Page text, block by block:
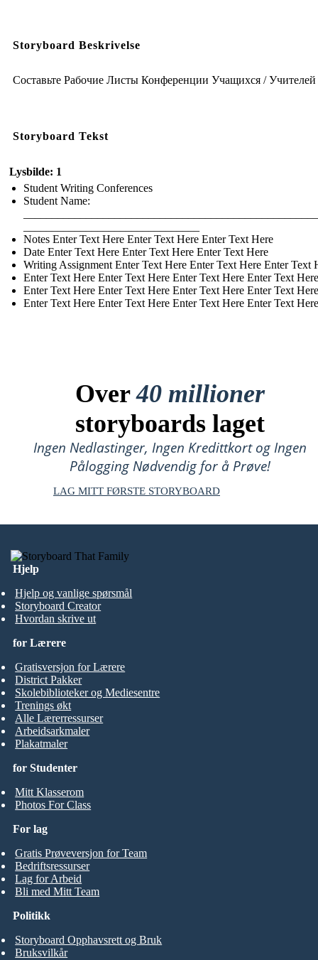
Storyboard Beskrivelse
Составьте Рабочие Листы Конференции Учащихся / Учителей
Storyboard Tekst
Lysbilde: 1
Student Writing Conferences
Student Name:
Notes Enter Text Here Enter Text Here Enter Text Here
Date Enter Text Here Enter Text Here Enter Text Here
Writing Assignment Enter Text Here Enter Text Here Enter Text
Enter Text Here Enter Text Here Enter Text Here Enter Text Here
Enter Text Here Enter Text Here Enter Text Here Enter Text Here
Enter Text Here Enter Text Here Enter Text Here Enter Text Here
Over40 millioner
storyboards laget
Ingen Nedlastinger, Ingen Kredittkort og Ingen
Pålogging Nødvendig for å Prøve!
LAG MITT FØRSTE STORYBOARD
Hjelp
Hjelp og vanlige spørsmål
Storyboard Creator
Hvordan skrive ut
for Studenter
Mitt Klasserom
Photos For Class
for Lærere
Gratisversjon for Lærere
District Pakker
Skolebiblioteker og Mediesentre
Trenings økt
Alle Lærerressurser
Arbeidsarkmaler
Plakatmaler
For lag
Gratis Prøveversjon for Team
Bedriftsressurser
Lag for Arbeid
Bli med Mitt Team
Politikk
Storyboard Opphavsrett og Bruk
Bruksvilkår